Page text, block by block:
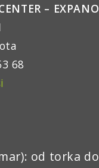
– EXPANO
68
od torka do